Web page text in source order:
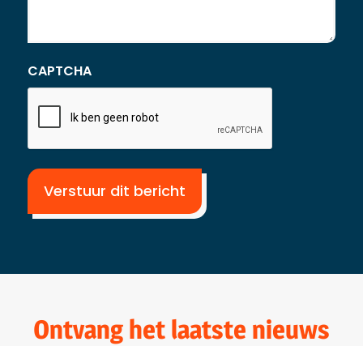
CAPTCHA
Ontvang het laatste nieuws